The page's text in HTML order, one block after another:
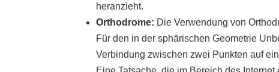
heranzieht.
Orthodrome: Die Verwendung von
Für den in der sphärischen Geometrie
Verbindung zwischen zwei Punkten auf